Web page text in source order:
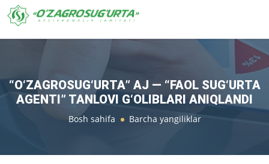
“O‘ZAGROSUG‘URTA” AJ — “FAOL SUG‘URTA
AGENTI” TANLOVI G‘OLIBLARI ANIQLANDI
Bosh sahifa Barcha yangiliklar